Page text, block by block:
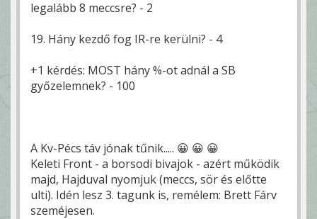
legalább 8 meccsre? - 2
19. Hány kezdő fog IR-re kerülni? - 4
+1 kérdés: MOST hány %-ot adnál a SB
győzelemnek? - 100
A Kv-Pécs táv jónak tűnik..... 😀 😀 😀
Keleti Front - a borsodi bivajok - azért működik
majd, Hajduval nyomjuk (meccs, sör és előtte
ulti). Idén lesz 3. tagunk is, remélem: Brett Fárv
szeméjesen.